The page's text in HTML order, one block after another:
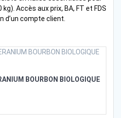
Accès aux prix, BA, FT et FDS
d’un compte client.
BOURBON BIOLOGIQUE